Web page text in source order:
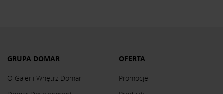
GRUPA DOMAR
O Galerii Wnętrz Domar
OFERTA
Promocje